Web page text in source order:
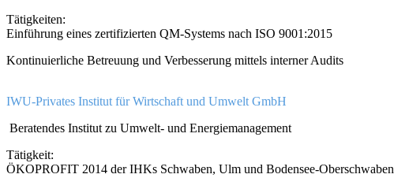
Tätigkeiten:
Einführung eines zertifizierten QM-Systems nach ISO 9001:2015
Kontinuierliche Betreuung und Verbesserung mittels interner Audits
IWU-Privates Institut für Wirtschaft und Umwelt GmbH
Beratendes Institut zu Umwelt- und Energiemanagement
Tätigkeit:
ÖKOPROFIT 2014 der IHKs Schwaben, Ulm und Bodensee-Oberschwaben